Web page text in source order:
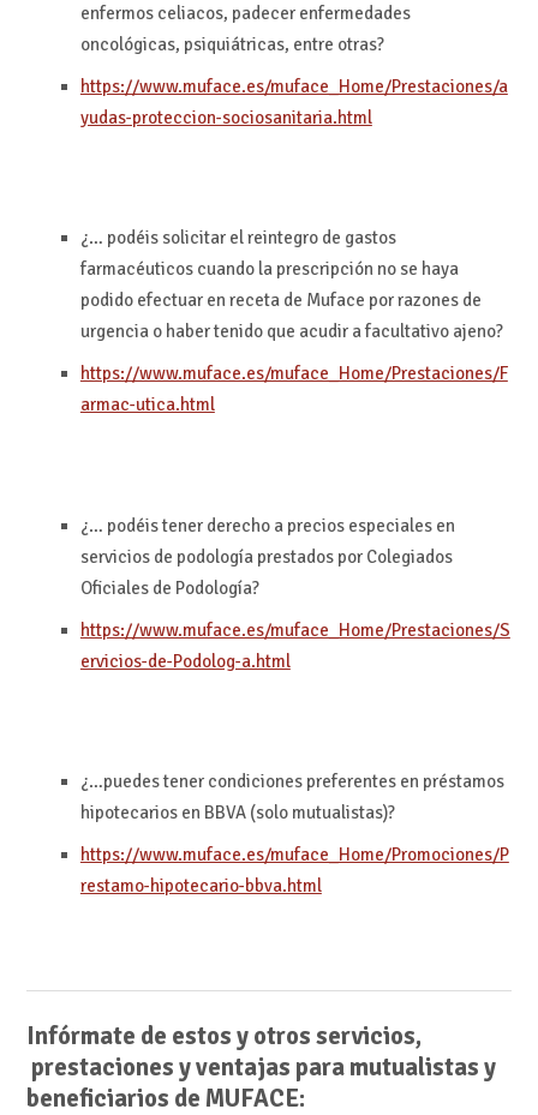
enfermos celiacos, padecer enfermedades
oncológicas, psiquiátricas, entre otras?
https://www.muface.es/muface_Home/Prestaciones/a
yudas-proteccion-sociosanitaria.html
¿… podéis solicitar el reintegro de gastos
farmacéuticos cuando la prescripción no se haya
podido efectuar en receta de Muface por razones de
urgencia o haber tenido que acudir a facultativo ajeno?
https://www.muface.es/muface_Home/Prestaciones/F
armac-utica.html
¿… podéis tener derecho a precios especiales en
servicios de podología prestados por Colegiados
Oficiales de Podología?
https://www.muface.es/muface_Home/Prestaciones/S
ervicios-de-Podolog-a.html
¿…puedes tener condiciones preferentes en préstamos
hipotecarios en BBVA (solo mutualistas)?
https://www.muface.es/muface_Home/Promociones/P
restamo-hipotecario-bbva.html
Infórmate de estos y otros servicios,
prestaciones y ventajas para mutualistas y
beneficiarios de MUFACE: